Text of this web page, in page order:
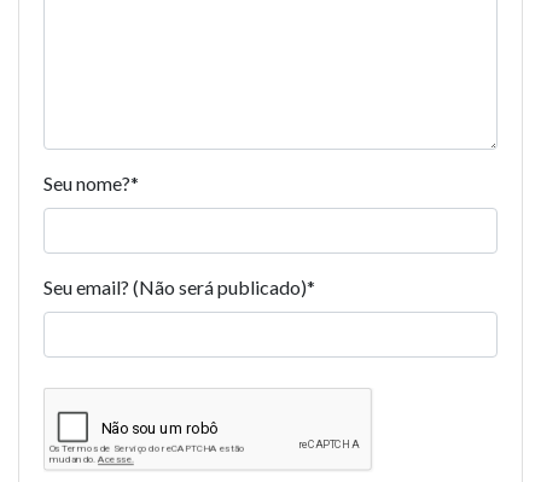
Seu nome?*
Seu email? (Não será publicado)*